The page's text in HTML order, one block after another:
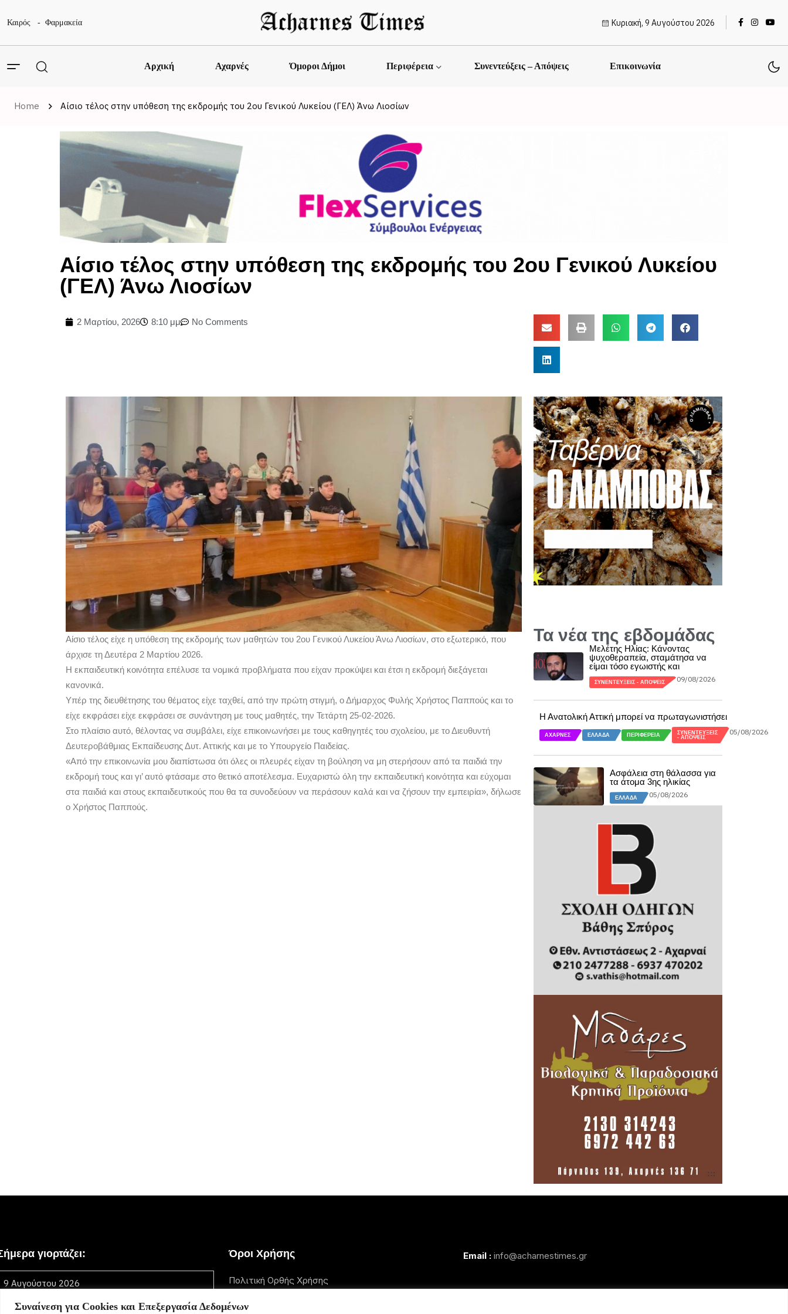
Συναίνεση για Cookies και Επεξεργασία Δεδομένων
Καιρός Φαρμακεία Κυριακή, 9 Αυγούστου 2026
Αρχική Αχαρνές Όμοροι Δήμοι Περιφέρεια Συνεντεύξεις – Απόψεις Επικοινωνία
Home Αίσιο τέλος στην υπόθεση της εκδρομής του 2ου Γενικού Λυκείου (ΓΕΛ) Άνω Λιοσίων
Αίσιο τέλος στην υπόθεση της εκδρομής του 2ου Γενικού Λυκείου
(ΓΕΛ) Άνω Λιοσίων
2 Μαρτίου, 2026 8:10 μμ No Comments
Αίσιο τέλος είχε η υπόθεση της εκδρομής των μαθητών του 2ου Γενικού Λυκείου Άνω Λιοσίων, στο εξωτερικό, που
άρχισε τη Δευτέρα 2 Μαρτίου 2026.
Η εκπαιδευτική κοινότητα επέλυσε τα νομικά προβλήματα που είχαν προκύψει και έτσι η εκδρομή διεξάγεται
κανονικά.
Υπέρ της διευθέτησης του θέματος είχε ταχθεί, από την πρώτη στιγμή, ο Δήμαρχος Φυλής Χρήστος Παππούς και το
είχε εκφράσει είχε εκφράσει σε συνάντηση με τους μαθητές, την Τετάρτη 25-02-2026.
Στο πλαίσιο αυτό, θέλοντας να συμβάλει, είχε επικοινωνήσει με τους καθηγητές του σχολείου, με το Διευθυντή
Δευτεροβάθμιας Εκπαίδευσης Δυτ. Αττικής και με το Υπουργείο Παιδείας.
«Από την επικοινωνία μου διαπίστωσα ότι όλες οι πλευρές είχαν τη βούληση να μη στερήσουν από τα παιδιά την
εκδρομή τους και γι’ αυτό φτάσαμε στο θετικό αποτέλεσμα. Ευχαριστώ όλη την εκπαιδευτική κοινότητα και εύχομαι
στα παιδιά και στους εκπαιδευτικούς που θα τα συνοδεύουν να περάσουν καλά και να ζήσουν την εμπειρία», δήλωσε
ο Χρήστος Παππούς.
Τα νέα της εβδομάδας
Μελέτης Ηλίας: Κάνοντας
ψυχοθεραπεία, σταμάτησα να
είμαι τόσο εγωιστής και
ΣΥΝΕΝΤΕΎΞΕΙΣ - ΑΠΌΨΕΙΣ 09/08/2026
Η Ανατολική Αττική μπορεί να πρωταγωνιστήσει
ΑΧΑΡΝΈΣ ΕΛΛΆΔΑ ΠΕΡΙΦΈΡΕΙΑ
ΣΥΝΕΝΤΕΎΞΕΙΣ
- ΑΠΌΨΕΙΣ
05/08/2026
Ασφάλεια στη θάλασσα για
τα άτομα 3ης ηλικίας
ΕΛΛΆΔΑ 05/08/2026
γιορτάζει:
9 Αυγούστου 2026
Δεν βρέθηκαν γιορτές
[...]
Όροι Χρήσης
Πολιτική Ορθής Χρήσης
Email : info@acharnestimes.gr